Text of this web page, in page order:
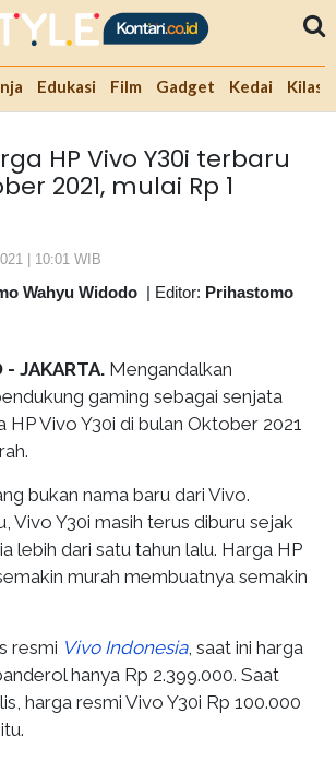
Edukasi Film Gadget Kedai Kilas
HP Vivo Y30i terbaru
2021, mulai Rp 1
| 10:01 WIB
Wahyu Widodo | Editor: Prihastomo
- JAKARTA. Mengandalkan
gaming sebagai senjata
HP Vivo Y30i di bulan Oktober 2021
bukan nama baru dari Vivo.
Vivo Y30i masih terus diburu sejak
lebih dari satu tahun lalu. Harga HP
murah membuatnya semakin
resmi Vivo Indonesia, saat ini harga
hanya Rp 2.399.000. Saat
harga resmi Vivo Y30i Rp 100.000